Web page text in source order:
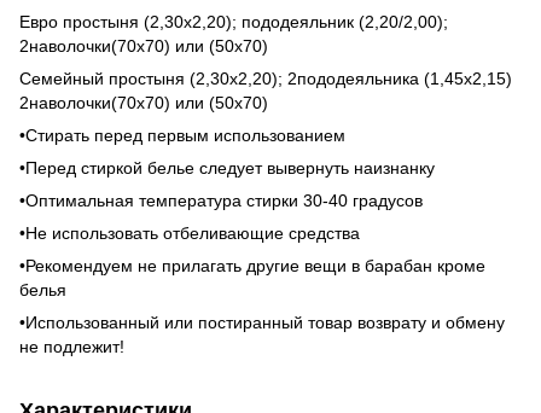
Евро простыня (2,30х2,20); пододеяльник (2,20/2,00);
2наволочки(70х70) или (50х70)
Семейный простыня (2,30х2,20); 2пододеяльника (1,45х2,15)
2наволочки(70х70) или (50х70)
•Стирать перед первым использованием
•Перед стиркой белье следует вывернуть наизнанку
•Оптимальная температура стирки 30-40 градусов
•Не использовать отбеливающие средства
•Рекомендуем не прилагать другие вещи в барабан кроме
белья
•Использованный или постиранный товар возврату и обмену
не подлежит!